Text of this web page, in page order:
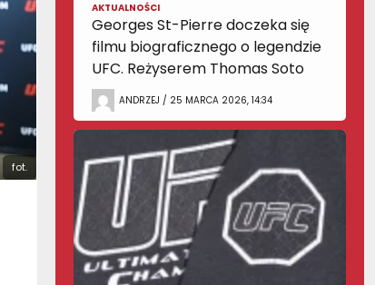
fot.
AKTUALNOŚCI
Georges St-Pierre doczeka się
filmu biograficznego o legendzie
UFC. Reżyserem Thomas Soto
ANDRZEJ / 25 MARCA 2026, 14:34